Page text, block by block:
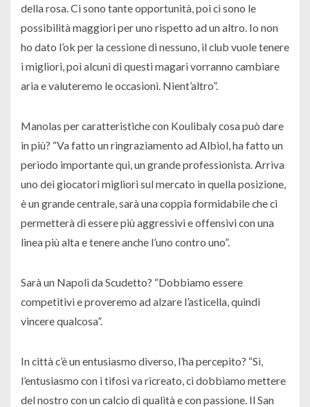
della rosa. Ci sono tante opportunità, poi ci sono le
possibilità maggiori per uno rispetto ad un altro. Io non
ho dato l’ok per la cessione di nessuno, il club vuole tenere
i migliori, poi alcuni di questi magari vorranno cambiare
aria e valuteremo le occasioni. Nient’altro”.
Manolas per caratteristiche con Koulibaly cosa può dare
in più? “Va fatto un ringraziamento ad Albiol, ha fatto un
periodo importante qui, un grande professionista. Arriva
uno dei giocatori migliori sul mercato in quella posizione,
è un grande centrale, sarà una coppia formidabile che ci
permetterà di essere più aggressivi e offensivi con una
linea più alta e tenere anche l’uno contro uno”.
Sarà un Napoli da Scudetto? “Dobbiamo essere
competitivi e proveremo ad alzare l’asticella, quindi
vincere qualcosa”.
In città c’è un entusiasmo diverso, l’ha percepito? “Sì,
l’entusiasmo con i tifosi va ricreato, ci dobbiamo mettere
del nostro con un calcio di qualità e con passione. Il San